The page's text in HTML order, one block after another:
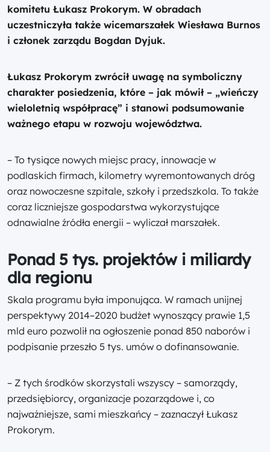
komitetu Łukasz Prokorym. W obradach
uczestniczyła także wicemarszałek Wiesława Burnos
i członek zarządu Bogdan Dyjuk.
Łukasz Prokorym zwrócił uwagę na symboliczny
charakter posiedzenia, które – jak mówił – „wieńczy
wieloletnią współpracę” i stanowi podsumowanie
ważnego etapu w rozwoju województwa.
– To tysiące nowych miejsc pracy, innowacje w
podlaskich firmach, kilometry wyremontowanych dróg
oraz nowoczesne szpitale, szkoły i przedszkola. To także
coraz liczniejsze gospodarstwa wykorzystujące
odnawialne źródła energii – wyliczał marszałek.
Ponad 5 tys. projektów i miliardy
dla regionu
Skala programu była imponująca. W ramach unijnej
perspektywy 2014–2020 budżet wynoszący prawie 1,5
mld euro pozwolił na ogłoszenie ponad 850 naborów i
podpisanie przeszło 5 tys. umów o dofinansowanie.
– Z tych środków skorzystali wszyscy – samorządy,
przedsiębiorcy, organizacje pozarządowe i, co
najważniejsze, sami mieszkańcy – zaznaczył Łukasz
Prokorym.